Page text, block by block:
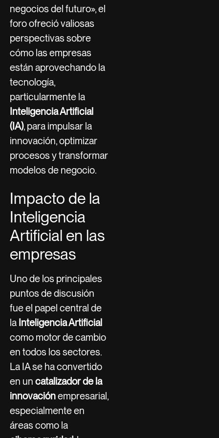
negocios del futuro», el
foro ofreció valiosas
perspectivas sobre
cómo las empresas
están aprovechando la
tecnología,
particularmente la
Inteligencia Artificial
(IA), para impulsar la
innovación, optimizar
procesos y transformar
modelos de negocio.
Impacto de la
Inteligencia
Artificial en las
empresas
Uno de los principales
puntos de discusión
fue el papel central de
la Inteligencia Artificial
como motor de cambio
en todos los sectores.
La IA se ha convertido
en un catalizador de la
innovaciónempresarial,
especialmente en
áreas como la